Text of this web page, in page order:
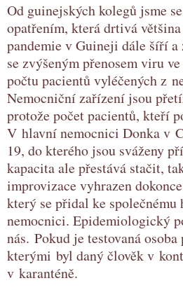
Od guinejských kolegů jsme
opatřením, která drtivá
pandemie v Guineji dále šíří
se zvýšeným přenosem viru
počtu pacientů vyléčených z
Nemocniční zařízení jsou
protože počet pacientů, kteří
V hlavní nemocnici Donka v
19, do kterého jsou sváženy
kapacita ale přestává stačit,
improvizace vyhrazen
který se přidal ke společnému
nemocnici. Epidemiologický
nás. Pokud je testovaná
kterými byl daný člověk v
v karanténě.